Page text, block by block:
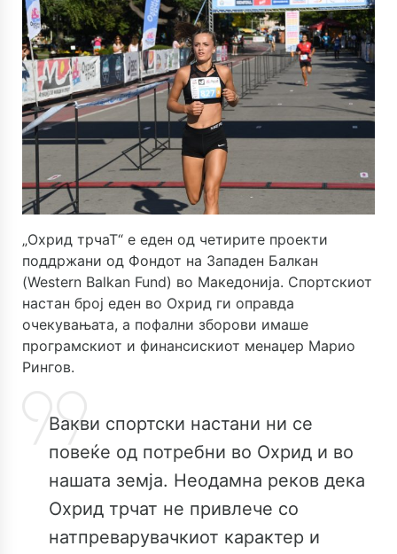
„Охрид трчаТ“ е еден од четирите проекти
поддржани од Фондот на Западен Балкан
(Western Balkan Fund) во Македонија. Спортскиот
настан број еден во Охрид ги оправда
очекувањата, а пофални зборови имаше
програмскиот и финансискиот менаџер Марио
Рингов.
Вакви спортски настани ни се
повеќе од потребни во Охрид и во
нашата земја. Неодамна реков дека
Охрид трчат не привлече со
натпреварувачкиот карактер и